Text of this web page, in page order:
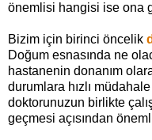
önemlisi hangisi ise ona
Bizim için birinci öncelik
Doğum esnasında ne
hastanenin donanım
durumlara hızlı
doktorunuzun birlikte
geçmesi açısından